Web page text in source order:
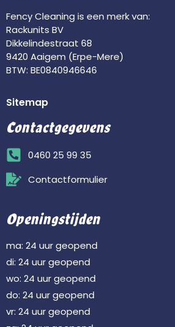
Fency Cleaning is een merk van:
Rackunits BV
Dikkelindestraat 68
9420 Aaigem (Erpe-Mere)
BTW: BE0840946646
Sitemap
Contactgegevens
0460 25 99 35
Contactformulier
Openingstijden
ma: 24 uur geopend
di: 24 uur geopend
wo: 24 uur geopend
do: 24 uur geopend
vr: 24 uur geopend